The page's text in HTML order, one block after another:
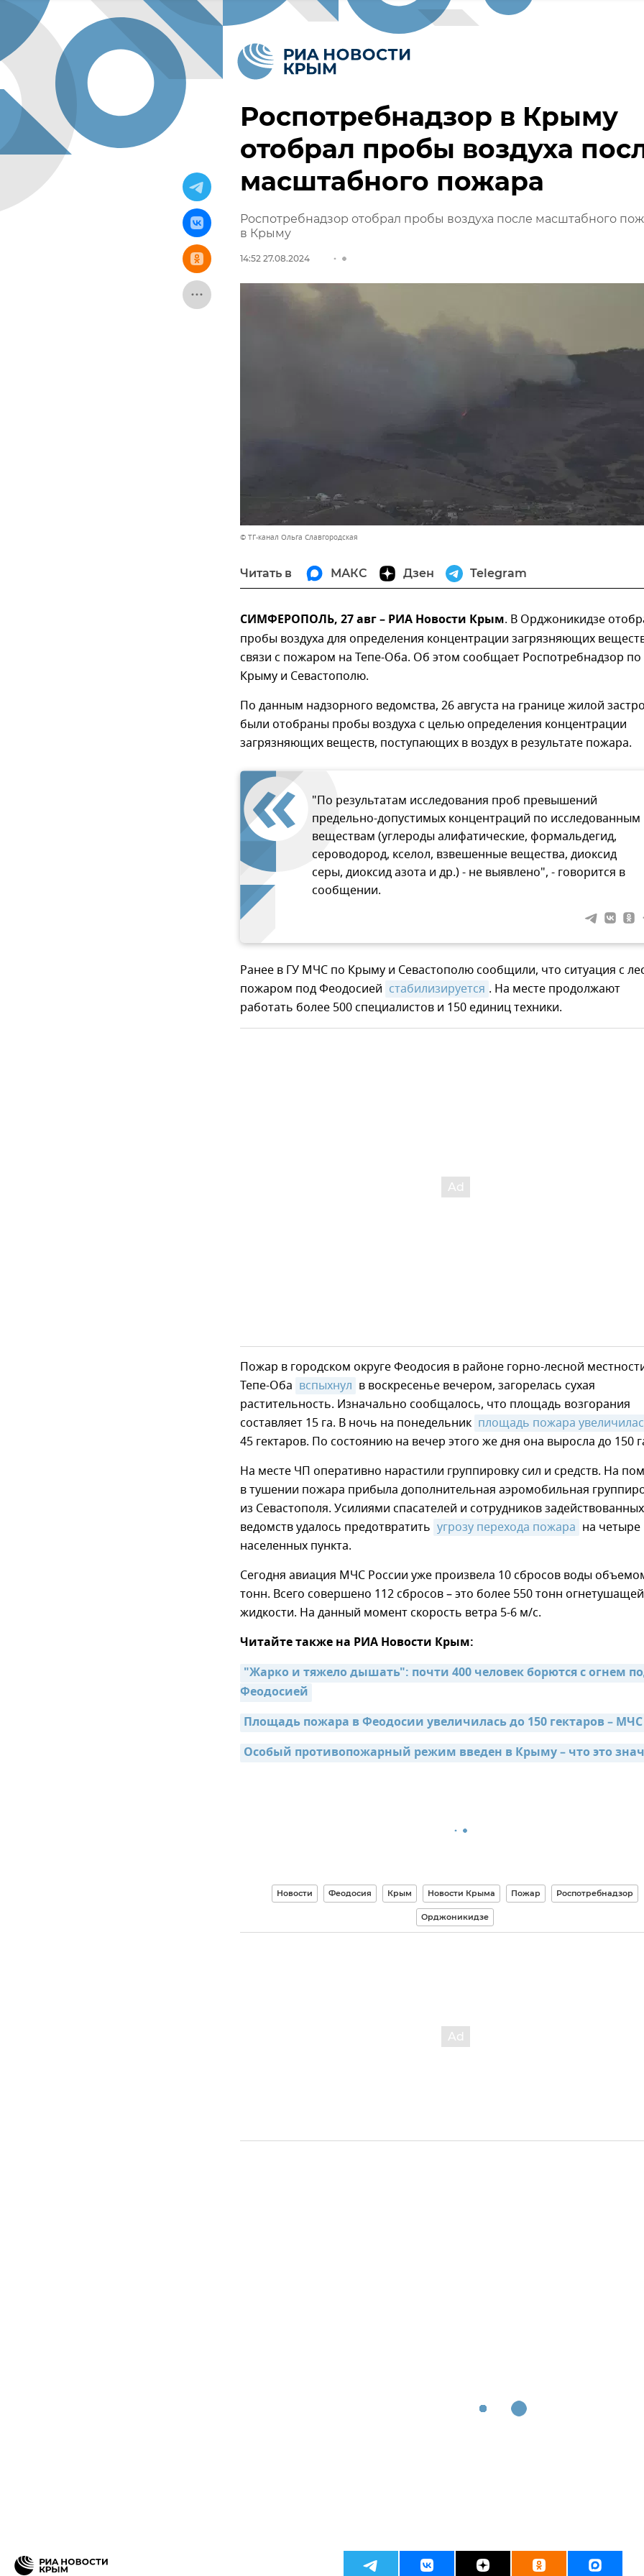
Роспотребнадзор в Крыму
отобрал пробы воздуха
масштабного пожара
Роспотребнадзор отобрал пробы воздуха после масштабного
в Крыму
14:52 27.08.2024
© ТГ-канал Ольга Славгородская
Читать в МАКС Дзен Telegram
СИМФЕРОПОЛЬ, 27 авг – РИА Новости Крым. В Орджоникидзе
пробы воздуха для определения концентрации загрязняющих
связи с пожаром на Тепе-Оба. Об этом сообщает Роспотребнадзор по
Крыму и Севастополю.
По данным надзорного ведомства, 26 августа на границе жилой
были отобраны пробы воздуха с целью определения концентрации
загрязняющих веществ, поступающих в воздух в результате пожара.
"По результатам исследования проб превышений
предельно-допустимых концентраций по исследованным
веществам (углероды алифатические, формальдегид,
сероводород, кселол, взвешенные вещества, диоксид
серы, диоксид азота и др.) - не выявлено", - говорится в
сообщении.
Ранее в ГУ МЧС по Крыму и Севастополю сообщили, что ситуация с
пожаром под Феодосией стабилизируется . На месте продолжают
работать более 500 специалистов и 150 единиц техники.
Пожар в городском округе Феодосия в районе горно-лесной
Тепе-Оба вспыхнул в воскресенье вечером, загорелась сухая
растительность. Изначально сообщалось, что площадь возгорания
составляет 15 га. В ночь на понедельник площадь пожара
45 гектаров. По состоянию на вечер этого же дня она выросла до 150
На месте ЧП оперативно нарастили группировку сил и средств. На
в тушении пожара прибыла дополнительная аэромобильная
из Севастополя. Усилиями спасателей и сотрудников задействованных
ведомств удалось предотвратить угрозу перехода пожара на четыре
населенных пункта.
Сегодня авиация МЧС России уже произвела 10 сбросов воды
тонн. Всего совершено 112 сбросов – это более 550 тонн огнетушащей
жидкости. На данный момент скорость ветра 5-6 м/с.
Читайте также на РИА Новости Крым:
"Жарко и тяжело дышать": почти 400 человек борются с огнем
Феодосией
Площадь пожара в Феодосии увеличилась до 150 гектаров – МЧС
Особый противопожарный режим введен в Крыму – что это
Новости Феодосия Крым Новости Крыма Пожар Роспотребнадзор
Орджоникидзе